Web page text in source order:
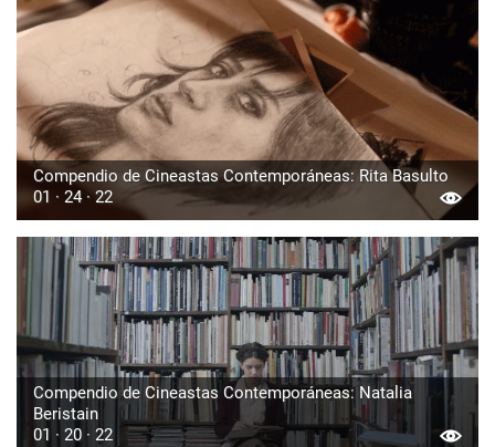
Compendio de Cineastas Contemporáneas: Rita Basulto
01 · 24 · 22
Compendio de Cineastas Contemporáneas: Natalia
Beristain
01 · 20 · 22